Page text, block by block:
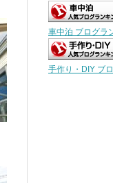
車中泊 ブログラ
手作り・DIY ブ